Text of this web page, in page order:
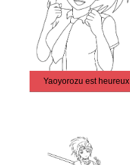
Yaoyorozu est heureux